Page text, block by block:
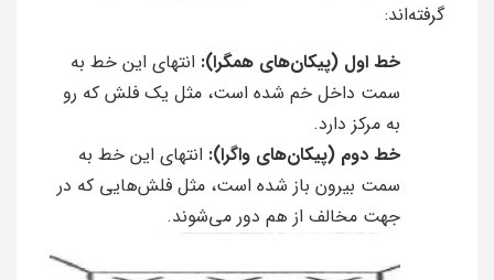
گرفته‌اند:
خط اول (پیکان‌های همگرا): انتهای این خط به
سمت داخل خم شده است، مثل یک فلش که رو
به مرکز دارد.
خط دوم (پیکان‌های واگرا): انتهای این خط به
سمت بیرون باز شده است، مثل فلش‌هایی که در
جهت مخالف از هم دور می‌شوند.